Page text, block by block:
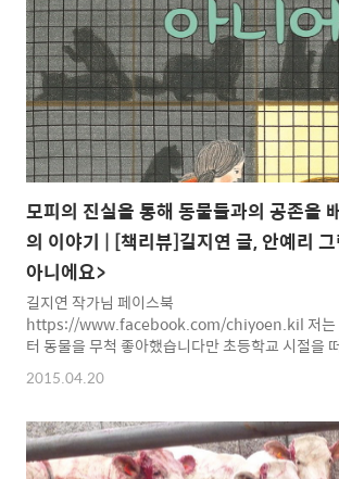
공장이 있다. 당장 금지해야 할 야만의 극치이지만
이 되어버렸다.- 이계삼(프레시안 기자, 밀성고등
http://bit.ly/J3Wn5H (소, ..
모피의 진실을 통해 동물들과의 공존을
의 이야기 | [책리뷰]길지연 글, 안예리
아니에요>
길지연 작가님 페이스북
https://www.facebook.com/chiyoen.kil 저는
터 동물을 무척 좋아했습니다만 초등학교 시절을
아이들은 그렇지 않는 경우가 많았습니다. 냇가에
를 잡으면 땅바닥에 패대기쳐서 죽이거나 도롱뇽을
에 나뭇가지를 꽂아서 날리는 잔인한 놀이를 즐기
개미들을 누가 더 많이 밟아 죽이나 시합을 하기도
2015.04.20